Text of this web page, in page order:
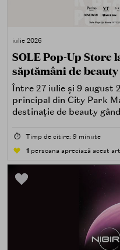
iulie 2026
SOLE Pop-Up Store
săptămâni de
Între 27 iulie și 9 august
principal din City Park
destinație de beauty
care îți place, de fapt,
atingând, comparând,
⏱️ Timp de citire: 9 minute
1 persoana apreciază acest